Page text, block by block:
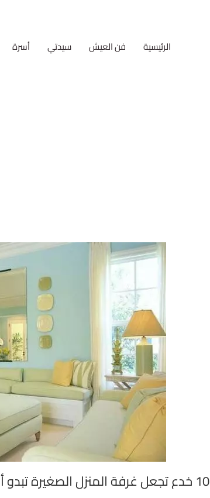
الرئيسية فن العيش سيدتي أسرة
10 خدع تجعل غرفة المنزل الصغيرة تبدو أكبر